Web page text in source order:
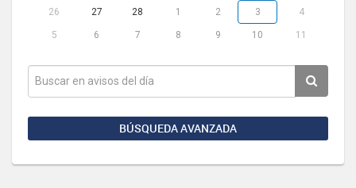
26 27 28 1 2 3 4
5 6 7 8 9 10 11
BÚSQUEDA AVANZADA